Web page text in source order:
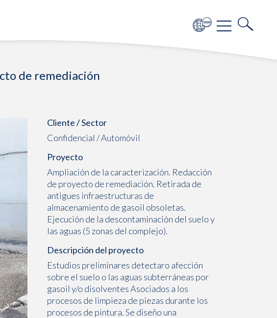
de remediación
Cliente / Sector
Confidencial / Automóvil
Proyecto
Ampliación de la caracterización. Redacción
de proyecto de remediación. Retirada de
antigues infraestructuras de
almacenamiento de gasoil obsoletas.
Ejecución de la descontaminación del suelo y
las aguas (5 zonas del complejo).
Descripción del proyecto
Estudios preliminares detectaro afección
sobre el suelo o las aguas subterráneas por
gasoil y/o disolventes Asociados a los
procesos de limpieza de piezas durante los
procesos de pintura. Se diseño una